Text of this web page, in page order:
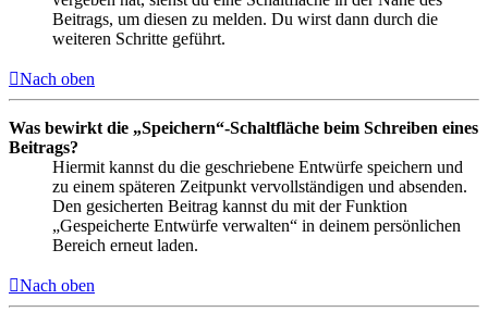
Beitrags, um diesen zu melden. Du wirst dann durch die
weiteren Schritte geführt.
Nach oben
Was bewirkt die „Speichern“-Schaltfläche beim Schreiben eines
Beitrags?
Hiermit kannst du die geschriebene Entwürfe speichern und
zu einem späteren Zeitpunkt vervollständigen und absenden.
Den gesicherten Beitrag kannst du mit der Funktion
„Gespeicherte Entwürfe verwalten“ in deinem persönlichen
Bereich erneut laden.
Nach oben